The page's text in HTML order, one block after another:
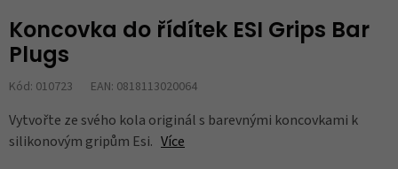
Koncovka do řídítek ESI Grips Bar
Plugs
Kód: 010723 EAN: 0818113020064
Vytvořte ze svého kola originál s barevnými koncovkami k
silikonovým gripům Esi. Více